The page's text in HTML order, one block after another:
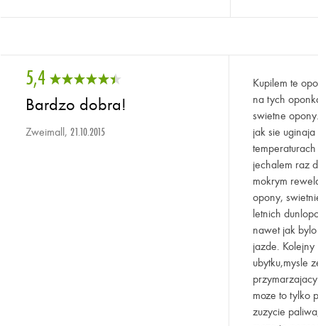
5,4
Bardzo dobra!
Zweimall, 21.10.2015
Kupilem te
na tych
swietne
jak sie
jechalem raz
mokrym
opony,
letnich
nawet jak
jazde.
ubytku,mysle
moze to tylko
zuzycie